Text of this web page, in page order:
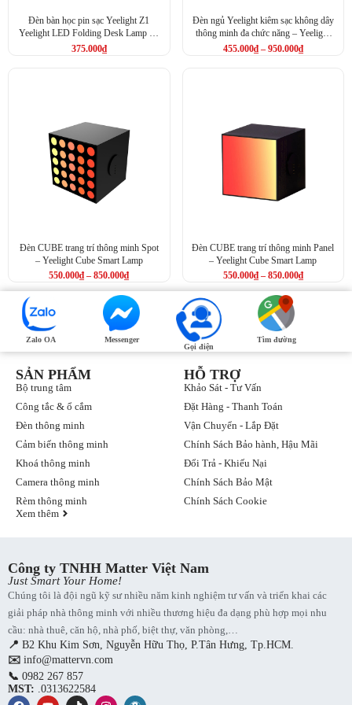
Đèn bàn học pin sạc Yeelight Z1
Yeelight LED Folding Desk Lamp Z1
(YLTD11YL)
375.000₫
Đèn ngủ Yeelight kiêm sạc không dây
thông minh đa chức năng – Yeelight
Staria Bedside Lamp Pro
455.000₫ – 950.000₫
Đèn CUBE trang trí thông minh Spot
– Yeelight Cube Smart Lamp
550.000₫ – 850.000₫
Đèn CUBE trang trí thông minh Panel
– Yeelight Cube Smart Lamp
550.000₫ – 850.000₫
Zalo OA
Messenger
Gọi điện
Tìm đường
HỖ TRỢ
Khảo Sát - Tư Vấn
Đặt Hàng - Thanh Toán
Vận Chuyển - Lắp Đặt
Chính Sách Bảo hành, Hậu Mãi
Đổi Trả - Khiếu Nại
Chính Sách Bảo Mật
Chính Sách Cookie
SẢN PHẨM
Bộ trung tâm
Công tắc & ổ cắm
Đèn thông minh
Cảm biến thông minh
Khoá thông minh
Camera thông minh
Rèm thông minh
Xem thêm
Công ty TNHH Matter Việt Nam
Just Smart Your Home!
Chúng tôi là đội ngũ kỹ sư nhiều năm kinh nghiệm tư vấn và triển khai các
giải pháp nhà thông minh với nhiều thương hiệu đa dạng phù hợp mọi nhu
cầu: nhà thuê, căn hộ, nhà phố, biệt thự, văn phòng,…
📍 B2 Khu Kim Sơn, Nguyễn Hữu Thọ, P.Tân Hưng, Tp.HCM.
✉️ info@mattervn.com
📞 0982 267 857
MST: .0313622584